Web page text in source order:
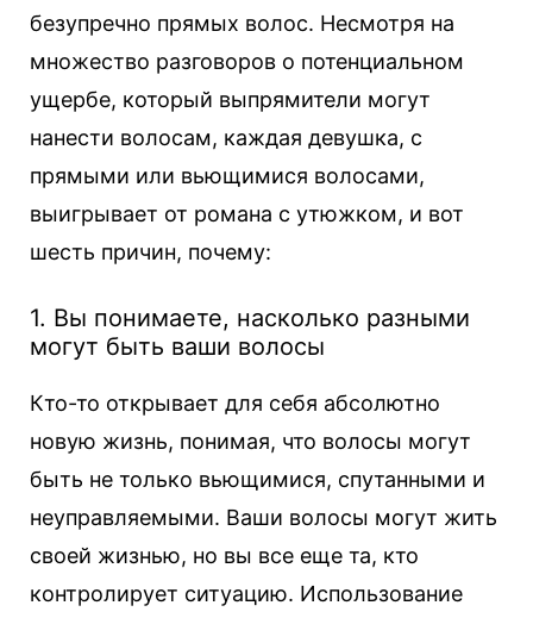
безупречно прямых волос. Несмотря на
множество разговоров о потенциальном
ущербе, который выпрямители могут
нанести волосам, каждая девушка, с
прямыми или вьющимися волосами,
выигрывает от романа с утюжком, и вот
шесть причин, почему:
1. Вы понимаете, насколько разными
могут быть ваши волосы
Кто-то открывает для себя абсолютно
новую жизнь, понимая, что волосы могут
быть не только вьющимися, спутанными и
неуправляемыми. Ваши волосы могут жить
своей жизнью, но вы все еще та, кто
контролирует ситуацию. Использование